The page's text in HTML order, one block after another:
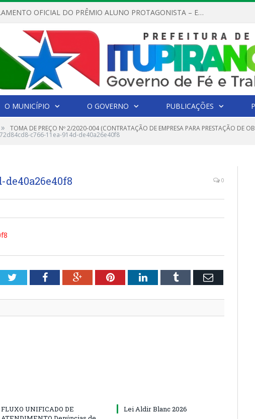
REGULAMENTO OFICIAL DO PRÊMIO ALUNO PROTAGONISTA – EDIÇÃO 2026
O MUNICÍPIO O GOVERNO PUBLICAÇÕES
» TOMA DE PREÇO Nº 2/2020-004 (CONTRATAÇÃO DE EMPRESA PARA PRESTAÇÃO DE
72d84cd8-c766-11ea-914d-de40a26e40f8
de40a26e40f8 0
TwitterFacebookGoogle+PinterestLinkedInTumblr Email
FLUXO UNIFICADO DE
Lei Aldir Blanc 2026